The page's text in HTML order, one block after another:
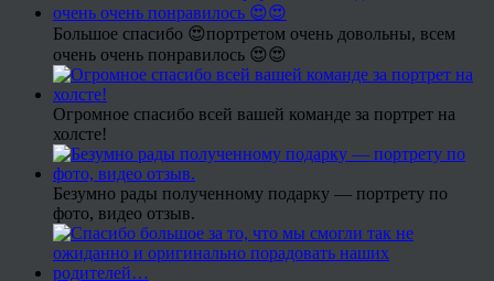
Большое спасибо 😍портретом очень довольны, всем
очень очень понравилось 😍😍
Огромное спасибо всей вашей команде за портрет на
холсте!
Безумно рады полученному подарку — портрету по
фото, видео отзыв.